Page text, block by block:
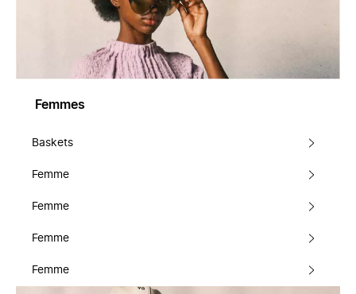
Femmes
Baskets
Femme
Femme
Femme
Femme